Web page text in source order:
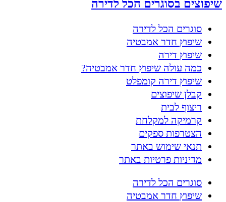
שיפוצים בסוגרים הכל לדירה
סוגרים הכל לדירה
שיפוץ חדר אמבטיה
שיפוץ דירה
כמה עולה שיפוץ חדר אמבטיה?
שיפוץ דירה קומפלט
קבלן שיפוצים
ריצוף לבית
קרמיקה למקלחת
הצטרפות ספקים
תנאי שימוש באתר
מדיניות פרטיות באתר
סוגרים הכל לדירה
שיפוץ חדר אמבטיה